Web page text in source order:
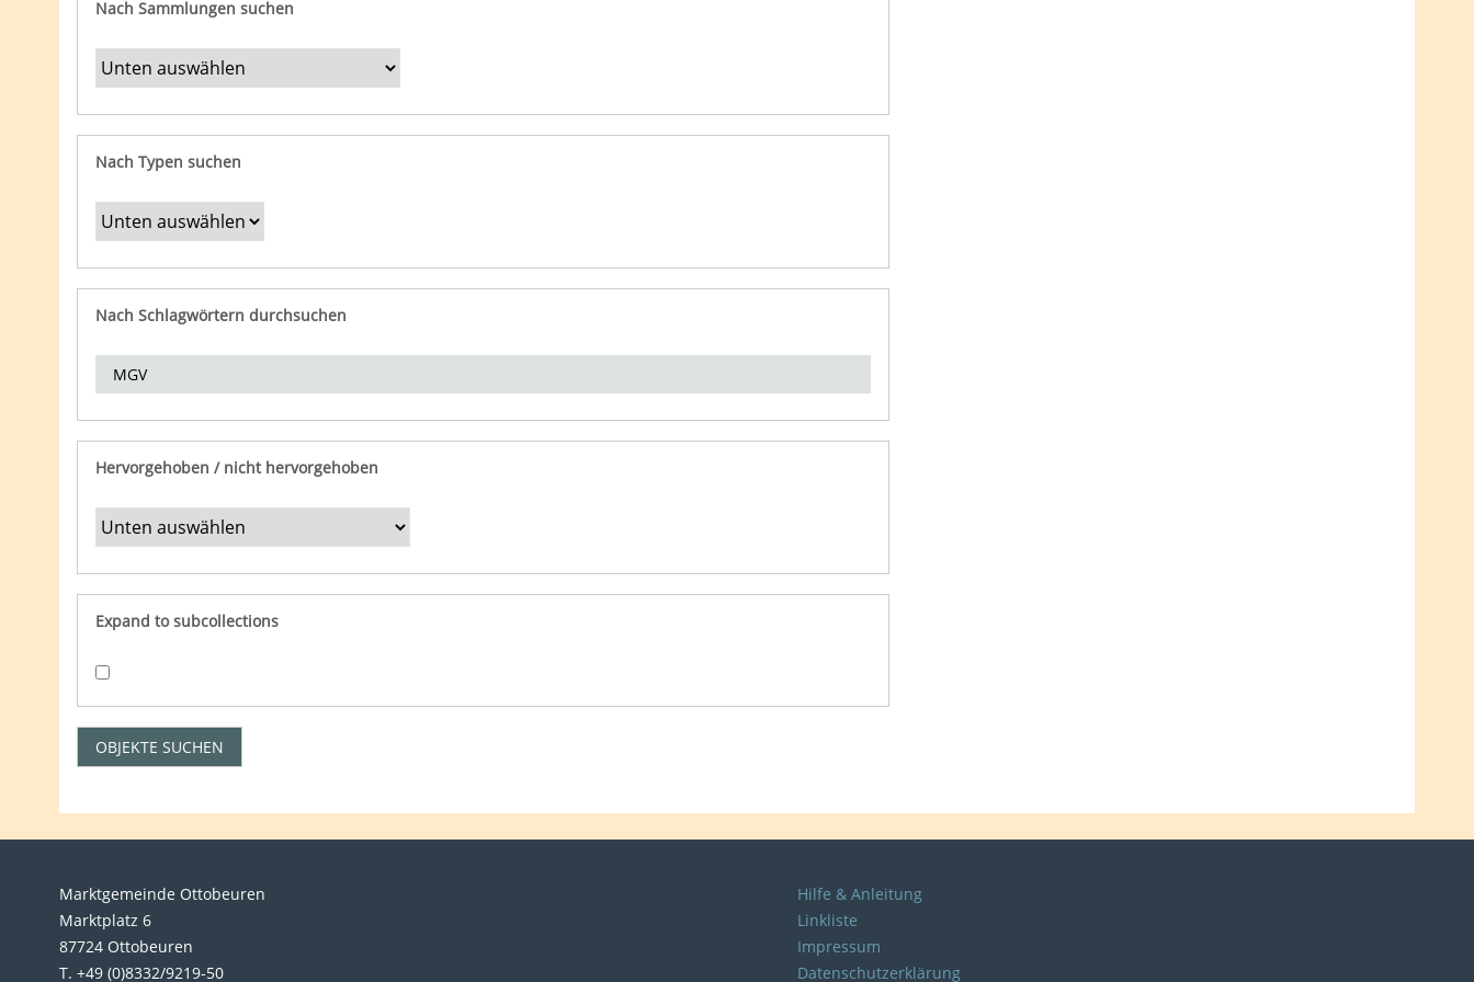
Nach Sammlungen suchen
Nach Typen suchen
Nach Schlagwörtern durchsuchen
Hervorgehoben / nicht hervorgehoben
Expand to subcollections
Marktgemeinde Ottobeuren
Marktplatz 6
87724 Ottobeuren
T. +49 (0)8332/9219-50
Hilfe & Anleitung
Linkliste
Impressum
Datenschutzerklärung